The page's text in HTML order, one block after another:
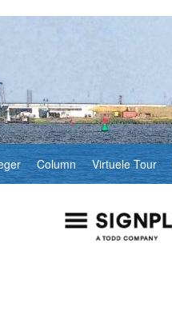
Column Virtuele Tour